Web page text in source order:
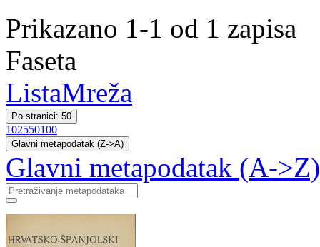
Prikazano 1-1 od 1 zapisa
Faseta
ListaMreža
Po stranici: 50
102550100
Glavni metapodatak (Z->A)
Glavni metapodatak (A->Z)